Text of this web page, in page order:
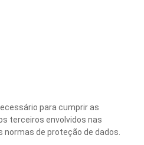
para cumprir as
terceiros envolvidos nas
de proteção de dados.